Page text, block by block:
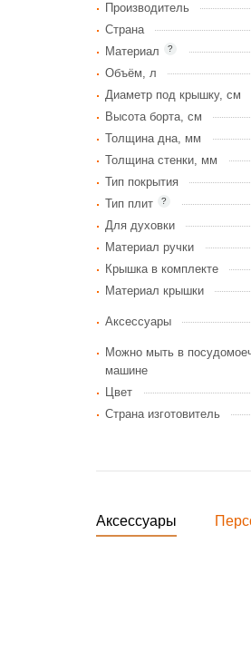
Производитель
Страна
?
Материал
Объём, л
Диаметр под крышку, см
Высота борта, см
Толщина дна, мм
Толщина стенки, мм
Тип покрытия
?
Тип плит
Для духовки
Материал ручки
Крышка в комплекте
Материал крышки
Аксессуары
Можно мыть в
машине
Цвет
Страна изготовитель
Аксессуары